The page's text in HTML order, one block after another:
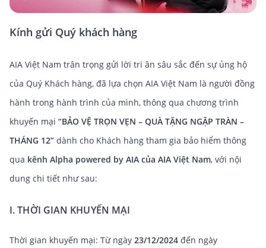
Kính gửi Quý khách hàng
AIA Việt Nam trân trọng gửi lời tri ân sâu sắc đến sự ủng hộ
của Quý Khách hàng, đã lựa chọn AIA Việt Nam là người đồng
hành trong hành trình của mình, thông qua chương trình
khuyến mại “BẢO VỆ TRỌN VẸN – QUÀ TẶNG NGẬP TRÀN –
THÁNG 12” dành cho Khách hàng tham gia bảo hiểm thông
qua kênh Alpha powered by AIA của AIA Việt Nam, với nội
dung chi tiết như sau:
I. THỜI GIAN KHUYẾN MẠI
Thời gian khuyến mại: Từ ngày 23/12/2024 đến ngày